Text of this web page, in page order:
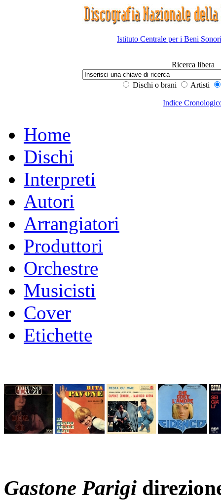
Istituto Centrale per i Beni
Ricerca libera
Dischi o brani Artisti
Indice
Home
Dischi
Interpreti
Autori
Arrangiatori
Produttori
Orchestre
Musicisti
Cover
Etichette
Gastone Parigi